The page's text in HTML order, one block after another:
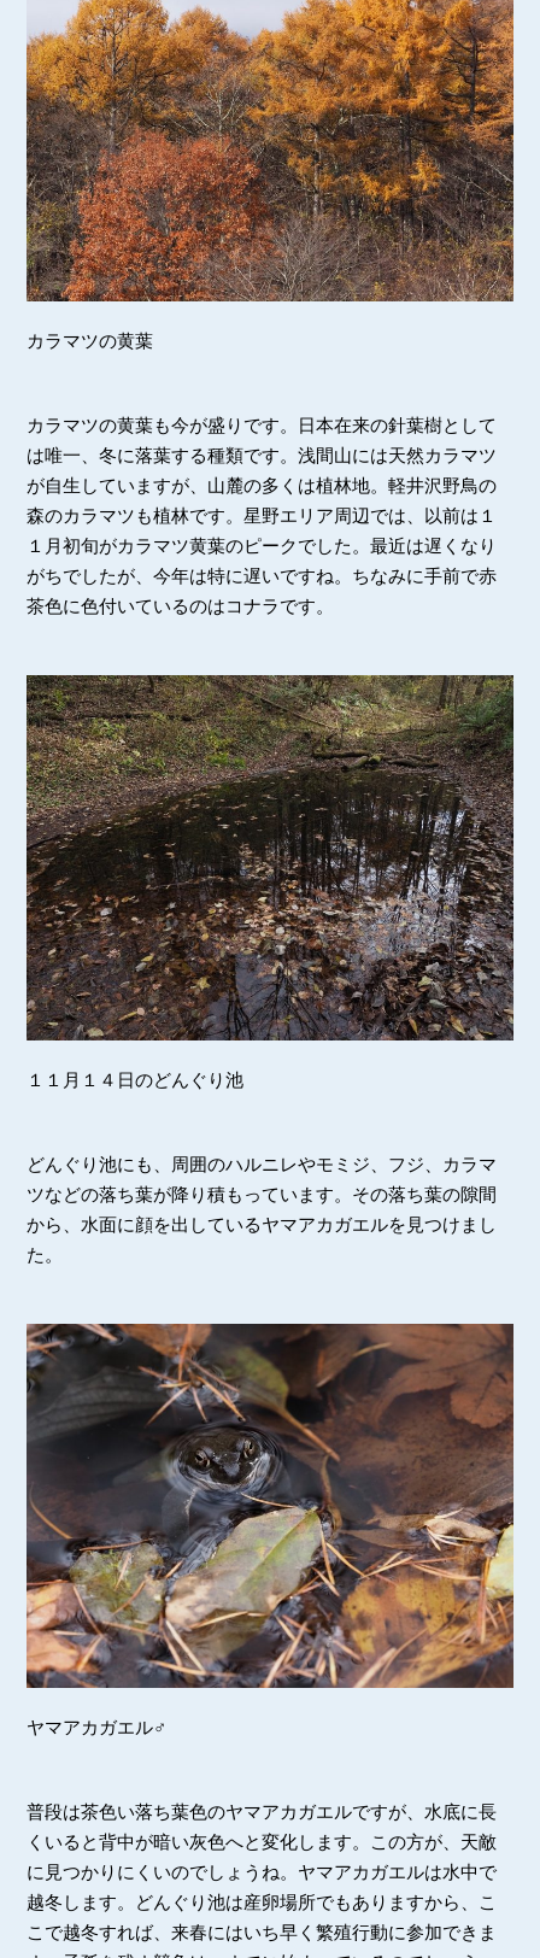
カラマツの黄葉
カラマツの黄葉も今が盛りです。日本在来の針葉樹として
は唯一、冬に落葉する種類です。浅間山には天然カラマツ
が自生していますが、山麓の多くは植林地。軽井沢野鳥の
森のカラマツも植林です。星野エリア周辺では、以前は１
１月初旬がカラマツ黄葉のピークでした。最近は遅くなり
がちでしたが、今年は特に遅いですね。ちなみに手前で赤
茶色に色付いているのはコナラです。
１１月１４日のどんぐり池
どんぐり池にも、周囲のハルニレやモミジ、フジ、カラマ
ツなどの落ち葉が降り積もっています。その落ち葉の隙間
から、水面に顔を出しているヤマアカガエルを見つけまし
た。
ヤマアカガエル♂
普段は茶色い落ち葉色のヤマアカガエルですが、水底に長
くいると背中が暗い灰色へと変化します。この方が、天敵
に見つかりにくいのでしょうね。ヤマアカガエルは水中で
越冬します。どんぐり池は産卵場所でもありますから、こ
こで越冬すれば、来春にはいち早く繁殖行動に参加できま